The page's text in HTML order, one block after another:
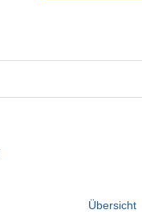
Übersicht